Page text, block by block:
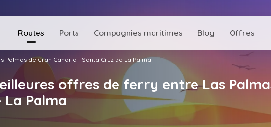
Routes Ports Compagnies maritimes Blog Offres
Palmas de Gran Canaria - Santa Cruz de La Palma
offres de ferry entre Las
La Palma